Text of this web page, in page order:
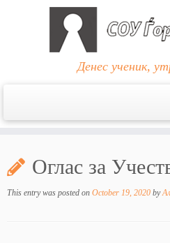
content
Денес ученик,
Оглас за
This entry was posted on October 19, 2020 by